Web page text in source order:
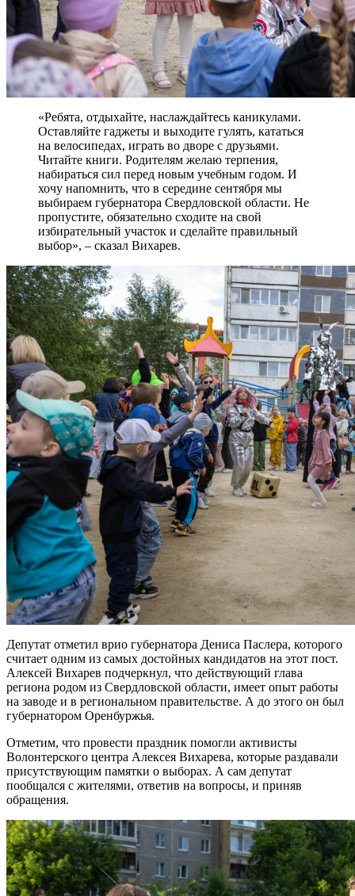
«Ребята, отдыхайте, наслаждайтесь каникулами.
Оставляйте гаджеты и выходите гулять, кататься
на велосипедах, играть во дворе с друзьями.
Читайте книги. Родителям желаю терпения,
набираться сил перед новым учебным годом. И
хочу напомнить, что в середине сентября мы
выбираем губернатора Свердловской области. Не
пропустите, обязательно сходите на свой
избирательный участок и сделайте правильный
выбор», – сказал Вихарев.
Депутат отметил врио губернатора Дениса Паслера, которого
считает одним из самых достойных кандидатов на этот пост.
Алексей Вихарев подчеркнул, что действующий глава
региона родом из Свердловской области, имеет опыт работы
на заводе и в региональном правительстве. А до этого он был
губернатором Оренбуржья.
Отметим, что провести праздник помогли активисты
Волонтерского центра Алексея Вихарева, которые раздавали
присутствующим памятки о выборах. А сам депутат
пообщался с жителями, ответив на вопросы, и приняв
обращения.